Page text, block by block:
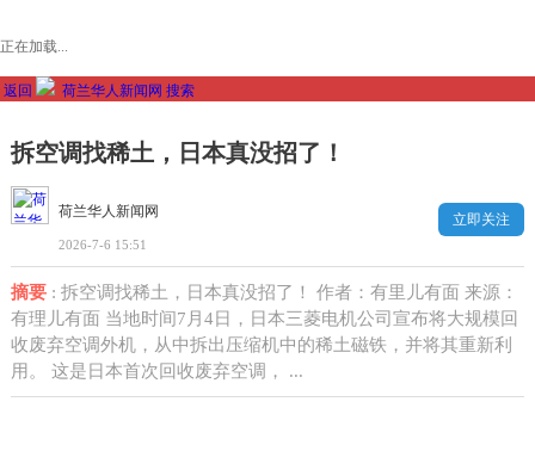
正在加载...
返回 荷兰华人新闻网 搜索
拆空调找稀土，日本真没招了！
荷兰华人新闻网
2026-7-6 15:51
立即关注
摘要: 拆空调找稀土，日本真没招了！ 作者：有里儿有面 来源：
有理儿有面 当地时间7月4日，日本三菱电机公司宣布将大规模回
收废弃空调外机，从中拆出压缩机中的稀土磁铁，并将其重新利
用。 这是日本首次回收废弃空调， ...